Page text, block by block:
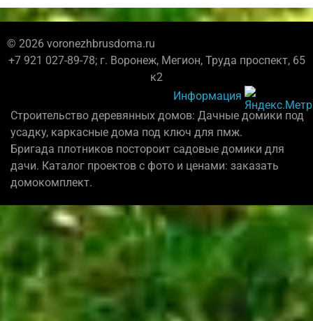
© 2026 voronezhbrusdoma.ru
+7 921 027-89-78; г. Воронеж, Мегион, Труда проспект, 65
к2
Информация
Строительство деревянных домов: Дачные домики под
усадку, каркасные дома под ключ для пмж.
Бригада плотников постороит садовые домики для
дачи. Каталог проектов с фото и ценами: заказать
домокомплект.